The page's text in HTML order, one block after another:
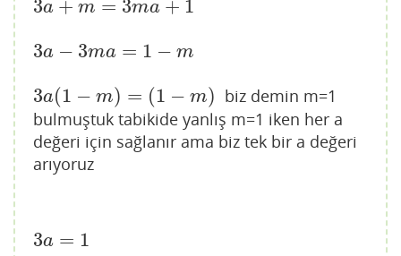
3a + m = 3ma + 1
3a+m =3ma +1
3a − 3ma = 1 − m
3a− 3ma=1− m
3a(1 − m) = (1 − m)
3a(1− m) =(1− m)
biz demin m=1
bulmuştuk tabikide yanlış m=1 iken her a
değeri için sağlanır ama biz tek bir a değeri
arıyoruz
3a = 1
3a= 1